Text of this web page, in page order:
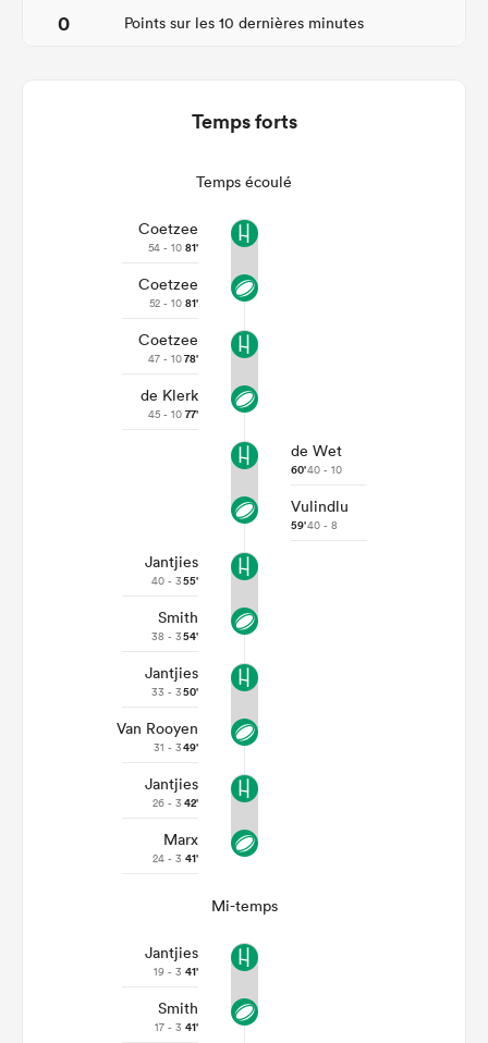
0
Points sur les 10 dernières minutes
Temps forts
Temps écoulé
Coetzee
54 - 10 81'
Coetzee
52 - 10 81'
Coetzee
47 - 1078'
de Klerk
45 - 10 77'
de Wet
60'40 - 10
Vulindlu
59'40 - 8
Jantjies
40 - 355'
Smith
38 - 354'
Jantjies
33 - 350'
Van Rooyen
31 - 349'
Jantjies
26 - 3 42'
Marx
24 - 3 41'
Mi-temps
Jantjies
19 - 3 41'
Smith
17 - 3 41'